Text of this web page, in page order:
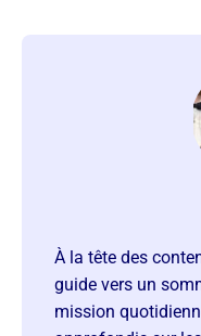
À la tête des
guide vers un
mission